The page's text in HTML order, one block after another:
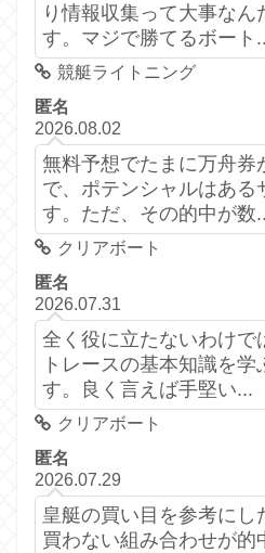
り情報収集って大事な
す。マジで勝てるボート
競艇ライトニング
匿名
2026.08.02
無料予想でたまに万舟券
で、ポテンシャルはある
す。ただ、その的中が数
クリアボート
匿名
2026.07.31
全く役に立たないわけで
トレースの基本知識を
す。良く言えば手堅い...
クリアボート
匿名
2026.07.29
皇艇の買い目を参考にし
買わない組み合わせが的